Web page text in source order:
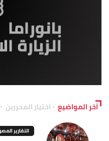
آخر المواضيع اختيار المحررين
التقارير